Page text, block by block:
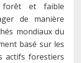
et faible
de manière
mondiaux du
basé sur les
actifs forestiers